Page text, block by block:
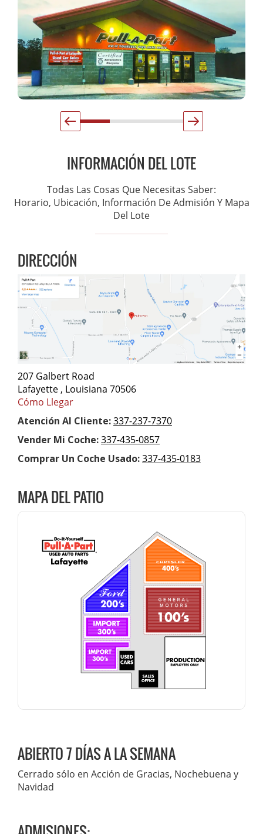
INFORMACIÓN DEL LOTE
Todas Las Cosas Que Necesitas Saber:
Horario, Ubicación, Información De Admisión Y Mapa
Del Lote
DIRECCIÓN
207 Galbert Road
Lafayette , Louisiana 70506
Cómo Llegar
Atención Al Cliente:337-237-7370
Vender Mi Coche:337-435-0857
Comprar Un Coche Usado:337-435-0183
MAPA DEL PATIO
ABIERTO 7 DÍAS A LA SEMANA
Cerrado sólo en Acción de Gracias, Nochebuena y
Navidad